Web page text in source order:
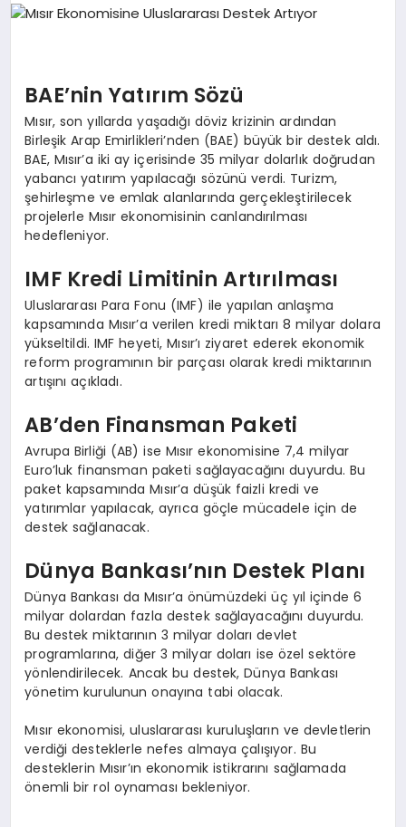
SIYASET
BAE’nin Yatırım Sözü
Mısır, son yıllarda yaşadığı döviz krizinin ardından
Birleşik Arap Emirlikleri’nden (BAE) büyük bir destek aldı.
BAE, Mısır’a iki ay içerisinde 35 milyar dolarlık doğrudan
yabancı yatırım yapılacağı sözünü verdi. Turizm,
şehirleşme ve emlak alanlarında gerçekleştirilecek
projelerle Mısır ekonomisinin canlandırılması
hedefleniyor.
IMF Kredi Limitinin Artırılması
Uluslararası Para Fonu (IMF) ile yapılan anlaşma
kapsamında Mısır’a verilen kredi miktarı 8 milyar dolara
yükseltildi. IMF heyeti, Mısır’ı ziyaret ederek ekonomik
reform programının bir parçası olarak kredi miktarının
artışını açıkladı.
AB’den Finansman Paketi
Avrupa Birliği (AB) ise Mısır ekonomisine 7,4 milyar
Euro’luk finansman paketi sağlayacağını duyurdu. Bu
paket kapsamında Mısır’a düşük faizli kredi ve
yatırımlar yapılacak, ayrıca göçle mücadele için de
destek sağlanacak.
Dünya Bankası’nın Destek Planı
Dünya Bankası da Mısır’a önümüzdeki üç yıl içinde 6
milyar dolardan fazla destek sağlayacağını duyurdu.
Bu destek miktarının 3 milyar doları devlet
programlarına, diğer 3 milyar doları ise özel sektöre
yönlendirilecek. Ancak bu destek, Dünya Bankası
yönetim kurulunun onayına tabi olacak.
Mısır ekonomisi, uluslararası kuruluşların ve devletlerin
verdiği desteklerle nefes almaya çalışıyor. Bu
desteklerin Mısır’ın ekonomik istikrarını sağlamada
önemli bir rol oynaması bekleniyor.